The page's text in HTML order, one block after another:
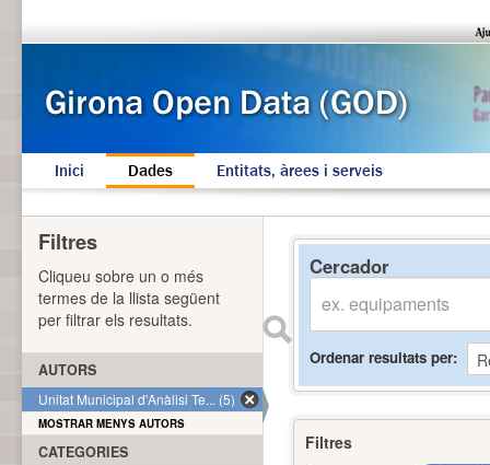
Inici Dades Entitats, àrees i serveis
Cercador
Ordenar resultats per
Filtres
Filtres
Cliqueu sobre un o més
termes de la llista següent
per filtrar els resultats.
AUTORS
Unitat Municipal d'Anàlisi Te... (5)
MOSTRAR MENYS AUTORS
CATEGORIES